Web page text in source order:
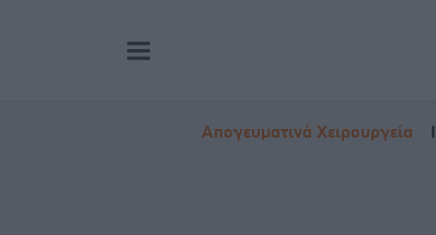
Απογευματινά Χειρουργεία